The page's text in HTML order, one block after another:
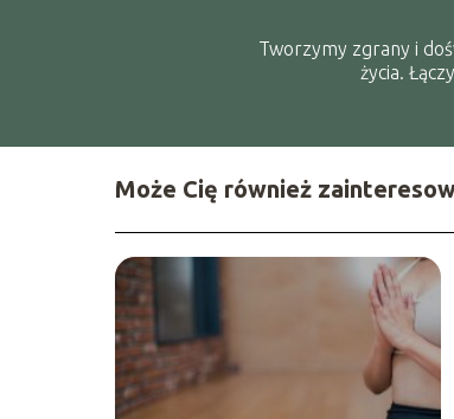
Tworzymy zgrany i
życia.
Może Cię również